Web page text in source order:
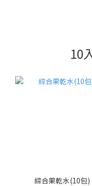
10
綜合果乾水(10包)